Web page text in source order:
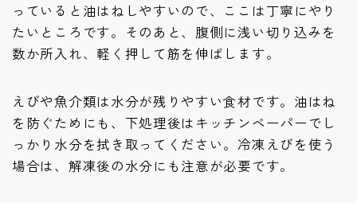
っていると油はねしやすいので、ここは丁寧にやり
たいところです。そのあと、腹側に浅い切り込みを
数か所入れ、軽く押して筋を伸ばします。
えびや魚介類は水分が残りやすい食材です。油はね
を防ぐためにも、下処理後はキッチンペーパーでし
っかり水分を拭き取ってください。冷凍えびを使う
場合は、解凍後の水分にも注意が必要です。